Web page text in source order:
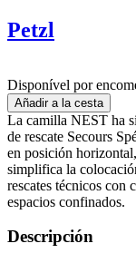
Petzl
Disponível por
La camilla NEST ha
de rescate Secours
en posición
simplifica la
rescates técnicos con
espacios confinados.
Descripción